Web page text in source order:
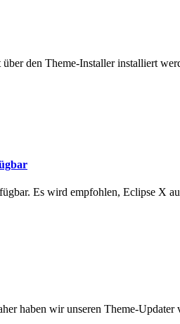
den Theme-Installer installiert
Es wird empfohlen, Eclipse X
haben wir unseren Theme-